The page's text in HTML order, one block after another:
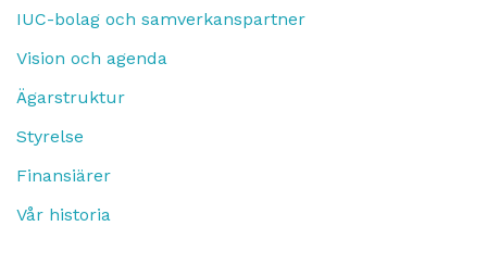
IUC-bolag och samverkanspartner
Vision och agenda
Ägarstruktur
Styrelse
Finansiärer
Vår historia